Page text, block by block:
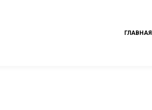
ГЛАВНАЯ